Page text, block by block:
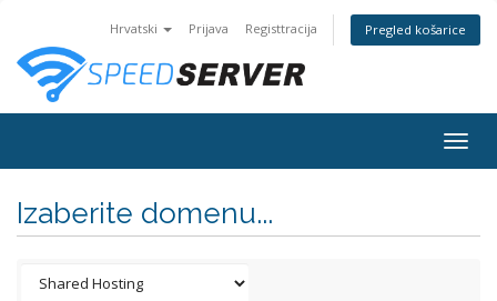
Hrvatski Prijava Registtracija Pregled košarice
Izaberite domenu...